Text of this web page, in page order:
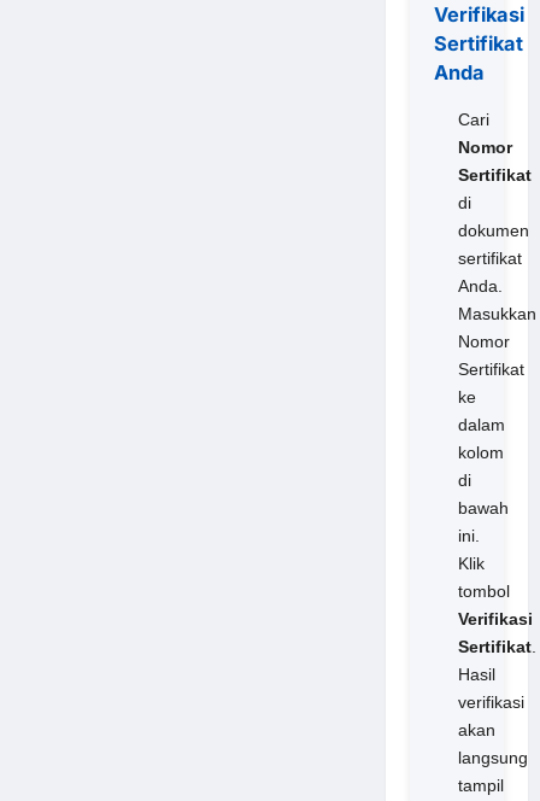
Verifikasi
Sertifikat
Anda
Cari
Nomor
Sertifikat
di
dokumen
sertifikat
Anda.
Masukkan
Nomor
Sertifikat
ke
dalam
kolom
di
bawah
ini.
Klik
tombol
Verifikasi
Sertifikat.
Hasil
verifikasi
akan
langsung
tampil